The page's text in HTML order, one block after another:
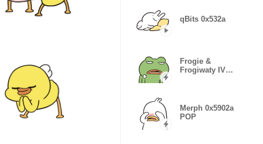
qBits 0x532a
Frogie &
Frogiwaty IV
Merph 0x5902a
POP